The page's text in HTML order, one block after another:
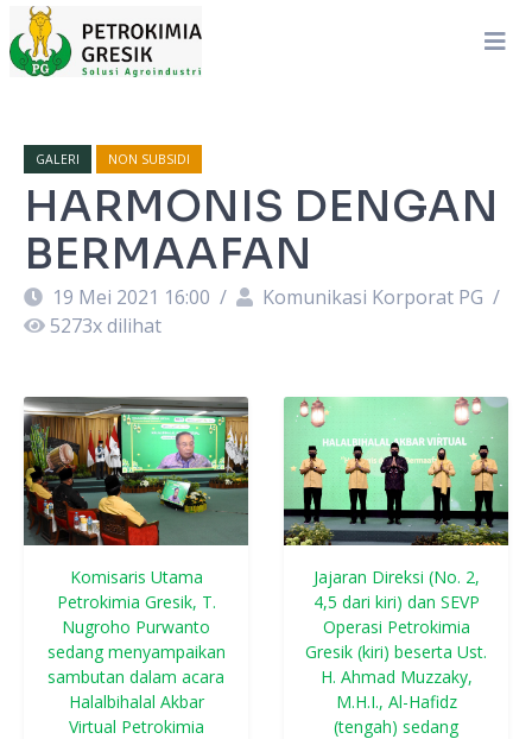
GALERI NON SUBSIDI
HARMONIS DENGAN
BERMAAFAN
19 Mei 2021 16:00 / Komunikasi Korporat PG /
5273x dilihat
Komisaris Utama
Petrokimia Gresik, T.
Nugroho Purwanto
sedang menyampaikan
sambutan dalam acara
Halalbihalal Akbar
Virtual Petrokimia
Jajaran Direksi (No. 2,
4,5 dari kiri) dan SEVP
Operasi Petrokimia
Gresik (kiri) beserta Ust.
H. Ahmad Muzzaky,
M.H.I., Al-Hafidz
(tengah) sedang